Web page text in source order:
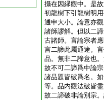
攝在因縁觀中。是
初龍樹下引龍樹明
通申大小。論意亦
諸師謬解。但以二
古諸師。言論宗者
言二諦此屬通途。
品。無非二諦意也
故不可二諦爲中論
諸品題皆破爲名。
等。品内觀法破皆
故二諦破非論別宗